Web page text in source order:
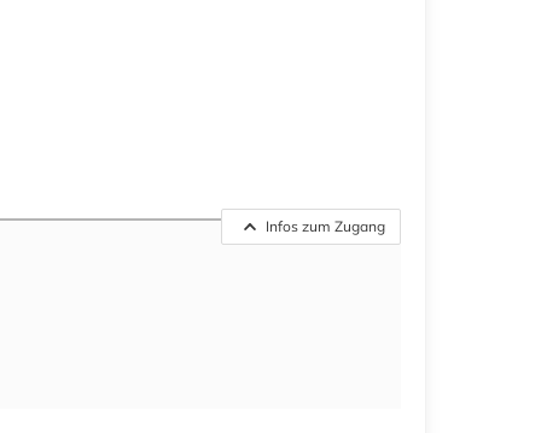
Infos zum Zugang